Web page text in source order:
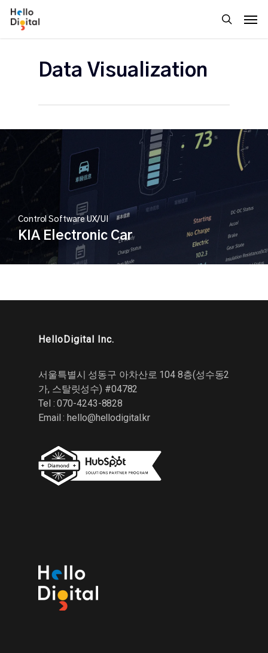
Skip
search
Data Visualization
Control Software UX/UI
KIA Electronic Car
HelloDigital Inc.
서울특별시 성동구 아차산로 104 8층(성수동2
가, 스탈릿성수) #04782
Tel : 070-4243-8828
Email :hello@hellodigital.kr